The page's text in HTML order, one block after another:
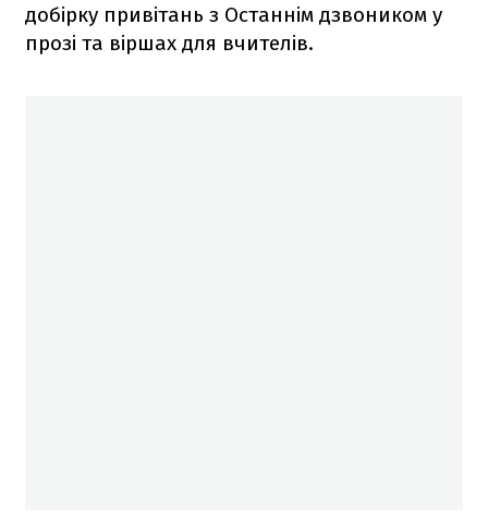
добірку привітань з Останнім дзвоником у
прозі та віршах для вчителів.